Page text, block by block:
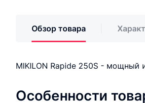
Обзор товара
MIKILON Rapide 250S - мощный
Особенности